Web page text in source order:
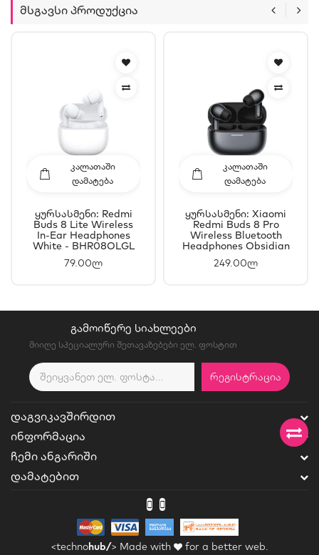
Მსგავსი Პროდუქცია
ᲙᲐᲚᲐᲗᲐᲨᲘ
ᲓᲐᲛᲐᲢᲔᲑᲐ
Ყურსასმენი: Redmi
Buds 8 Lite Wireless
In-Ear Headphones
White - BHR08OLGL
79.00ლ
ᲙᲐᲚᲐᲗᲐᲨᲘ
ᲓᲐᲛᲐᲢᲔᲑᲐ
Ყურსასმენი: Xiaomi
Redmi Buds 8 Pro
Wireless Bluetooth
Headphones Obsidian
249.00ლ
ᲒᲐᲛᲝᲘᲬᲔᲠᲔ ᲡᲘᲐᲮᲚᲔᲔᲑᲘ
მიიღე სპეციალური შეთავაზებები ელ. ფოსტით
ᲠᲔᲒᲘᲡᲢᲠᲐᲪᲘᲐ
ᲓᲐᲒᲕᲘᲙᲐᲕᲨᲘᲠᲓᲘᲗ
ᲘᲜᲤᲝᲠᲛᲐᲪᲘᲐ
ᲩᲔᲛᲘ ᲐᲜᲒᲐᲠᲘᲨᲘ
ᲓᲐᲛᲐᲢᲔᲑᲘᲗ
<technohub/> Made with for a better web.